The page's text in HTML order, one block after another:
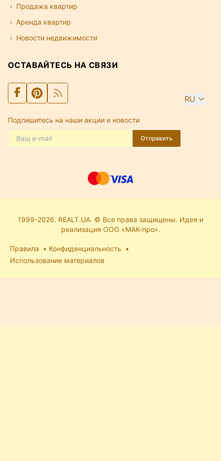
Продажа квартир
Аренда квартир
Новости недвижимости
ОСТАВАЙТЕСЬ НА СВЯЗИ
RU
Подпишитесь на наши акции и новости
Отправить
1999-2026. REALT.UA. © Все права защищены. Идея и
реализация ООО «МАК-про».
Правила
Конфиденциальность
Использование материалов